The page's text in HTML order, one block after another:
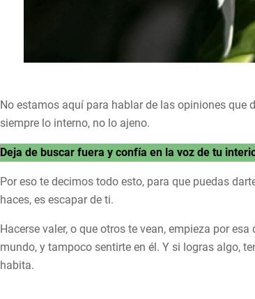
No estamos aquí para hablar de las opiniones que
siempre lo interno, no lo ajeno.
Deja de buscar fuera y confía en la voz de tu
Por eso te decimos todo esto, para que puedas
haces, es escapar de ti.
Hacerse valer, o que otros te vean, empieza por
mundo, y tampoco sentirte en él. Y si logras algo,
habita.